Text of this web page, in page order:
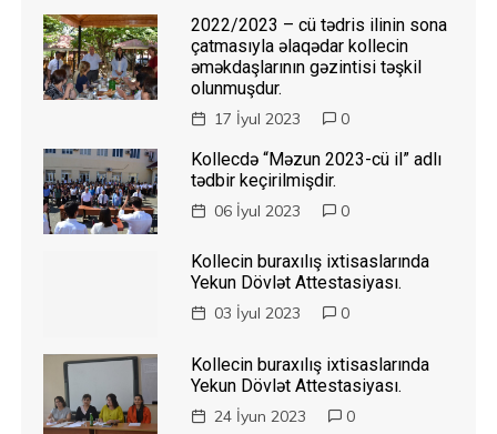
2022/2023 – cü tədris ilinin sona
çatmasıyla əlaqədar kollecin
əməkdaşlarının gəzintisi təşkil
olunmuşdur.
17 İyul 2023 0
Kollecdə “Məzun 2023-cü il” adlı
tədbir keçirilmişdir.
06 İyul 2023 0
Kollecin buraxılış ixtisaslarında
Yekun Dövlət Attestasiyası.
03 İyul 2023 0
Kollecin buraxılış ixtisaslarında
Yekun Dövlət Attestasiyası.
24 İyun 2023 0